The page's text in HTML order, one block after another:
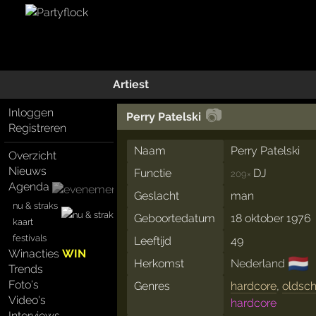
Artiest
Inloggen
Registreren
Overzicht
Nieuws
Agenda
nu & straks
kaart
festivals
WinactiesWIN
Trends
Foto's
Video's
Perry Patelski 📷
Naam
Perry Patelski
Functie
209× DJ
Geslacht
man
Geboortedatum
18 oktober 1976
Leeftijd
49
Herkomst
Nederland 🇳🇱
Genres hardcore,
hardcore